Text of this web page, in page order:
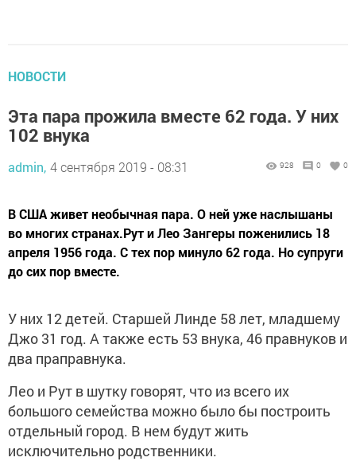
НОВОСТИ
Эта пара прожила вместе 62 года. У них
102 внука
admin, 4 сентября 2019 - 08:31 928 0 0
В США живет необычная пара. О ней уже наслышаны
во многих странах.Рут и Лео Зангеры поженились 18
апреля 1956 года. С тех пор минуло 62 года. Но супруги
до сих пор вместе.
У них 12 детей. Старшей Линде 58 лет, младшему
Джо 31 год. А также есть 53 внука, 46 правнуков и
два праправнука.
Лео и Рут в шутку говорят, что из всего их
большого семейства можно было бы построить
отдельный город. В нем будут жить
исключительно родственники.